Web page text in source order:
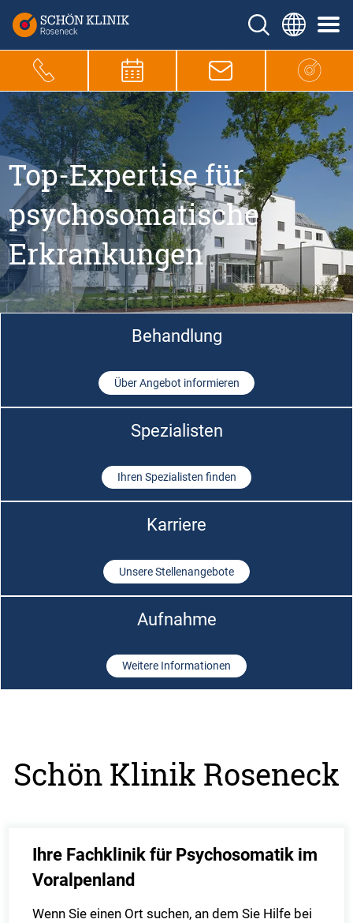
Top-Expertise für
psychosomatische
Erkrankungen
Behandlung
Über Angebot informieren
Spezialisten
Ihren Spezialisten finden
Karriere
Unsere Stellenangebote
Aufnahme
Weitere Informationen
Schön Klinik Roseneck
Ihre Fachklinik für Psychosomatik im
Voralpenland
Wenn Sie einen Ort suchen, an dem Sie Hilfe bei